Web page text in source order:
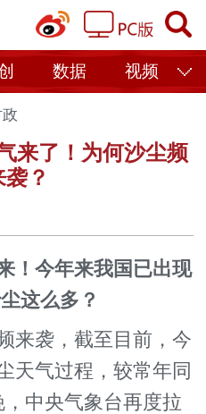
数据 视频
来了！为何沙尘频
？
！今年来我国已出现
这么多？
袭，截至目前，今
天气过程，较常年同
中央气象台再度拉